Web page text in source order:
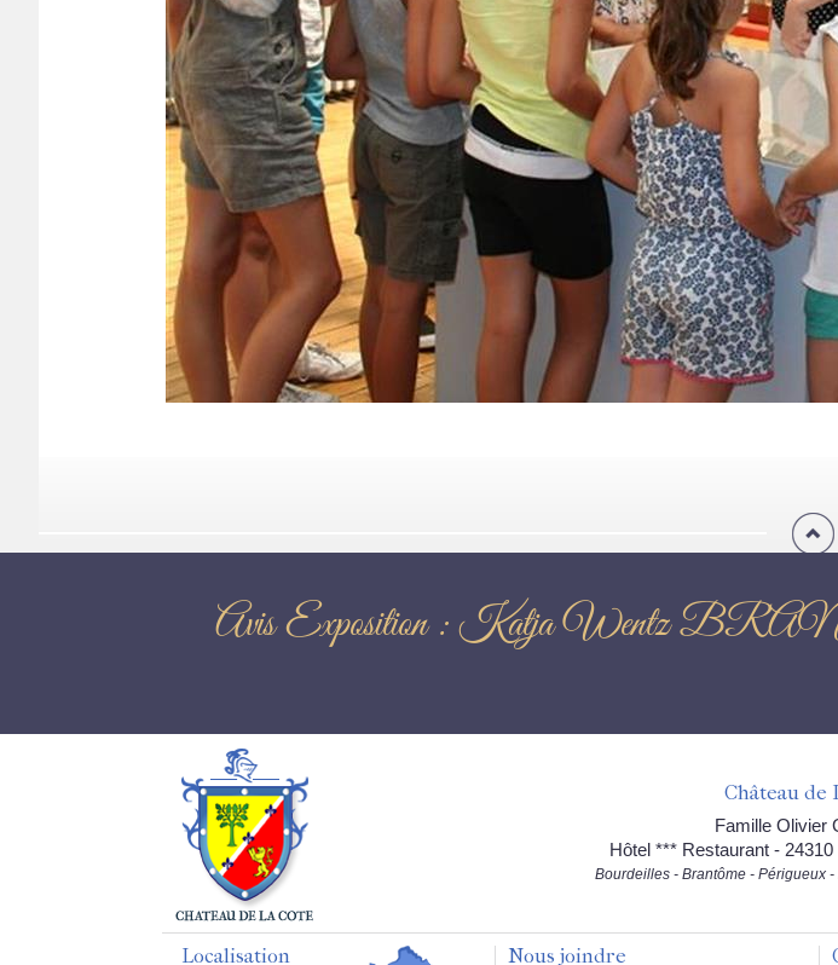
Avis Exposition : Katja Wentz
Château de
Famille Olivier
Hôtel *** Restaurant -
Bourdeilles - Brantôme - Périgueux
Localisation Nous joindre